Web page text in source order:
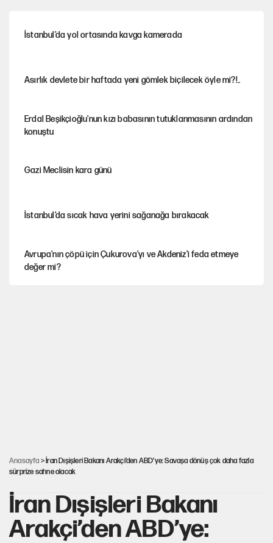
İstanbul’da yol ortasında kavga kamerada
Asırlık devlete bir haftada yeni gömlek biçilecek öyle mi?!..
Erdal Beşikçioğlu'nun kızı babasının tutuklanmasının ardından
konuştu
Gazi Meclisin kara günü
İstanbul’da sıcak hava yerini sağanağa bırakacak
Avrupa'nın çöpü için Çukurova'yı ve Akdeniz'i feda etmeye
değer mi?
Anasayfa > İran Dışişleri Bakanı Arakçi’den ABD’ye: Savaşa dönüş çok daha fazla
sürprize sahne olacak
İran Dışişleri Bakanı
Arakçi’den ABD’ye: